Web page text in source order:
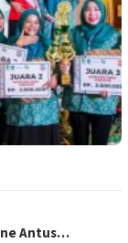
Antus…